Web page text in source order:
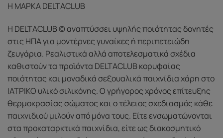
Η ΜΑΡΚΑ DELTACLUB
Η DELTACLUB © αναπτύσσει υψηλής ποιότητας δονητές
στις ΗΠΑ για μοντέρνες γυναίκες ή περιπετειώδη
ζευγάρια. Ρεαλιστικά αλλά αποτελεσματικά σχέδια
καθιστούν τα προϊόντα DELTACLUB κορυφαίας
ποιότητας και μοναδικά σεξουαλικά παιχνίδια χάρη στο
ΙΑΤΡΙΚΟ υλικό σιλικόνης. Ο γρήγορος χρόνος επίτευξης
θερμοκρασίας σώματος και ο τέλειος σχεδιασμός κάθε
παιχνιδιού μιλούν από μόνα τους. Είτε ενσωματώνονται
στα προκαταρκτικά παιχνίδια, είτε ως διακοσμητικό